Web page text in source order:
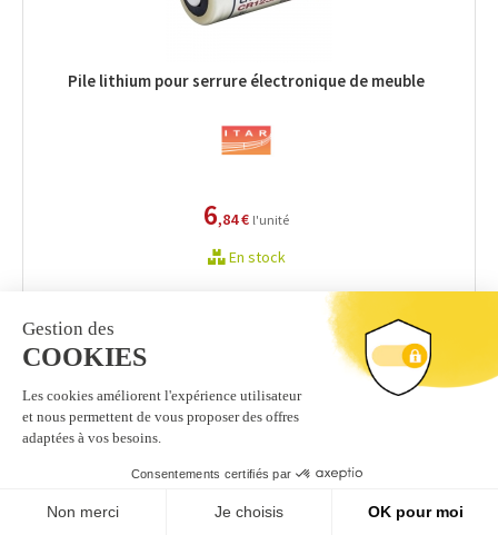
Pile lithium pour serrure électronique de meuble
6,84 € l'unité
En stock
Carte utilisateur pour serrure électronique de meuble